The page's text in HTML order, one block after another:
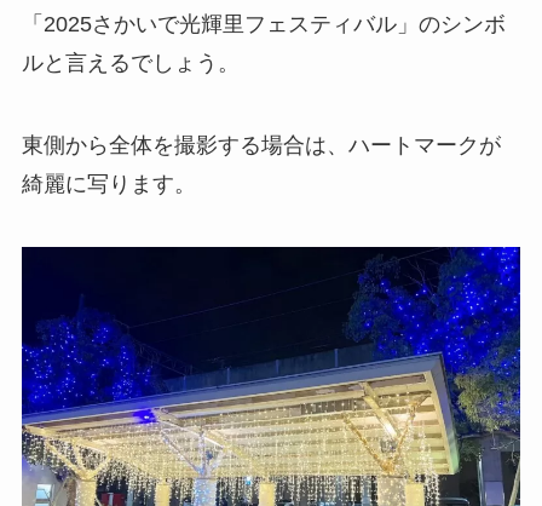
「2025さかいで光輝里フェスティバル」のシンボ
ルと言えるでしょう。
東側から全体を撮影する場合は、ハートマークが
綺麗に写ります。